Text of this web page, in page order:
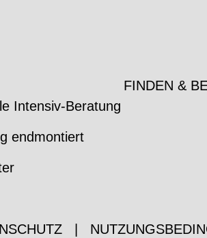
Intensiv-Beratung
endmontiert
FINDEN &